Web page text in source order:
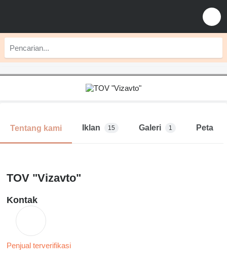
Tentang kami Iklan 15 Galeri 1 Peta
TOV "Vizavto"
Kontak
Penjual terverifikasi